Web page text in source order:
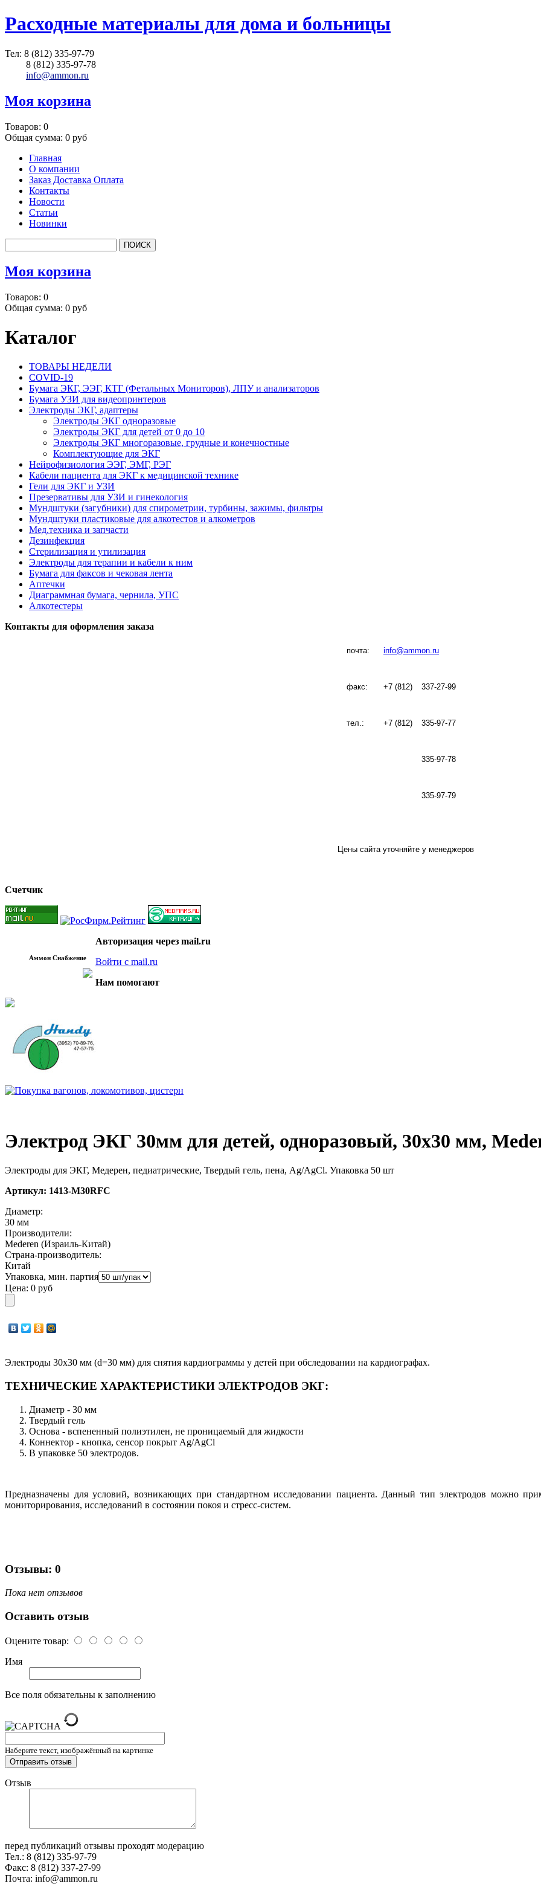
Расходные материалы для дома и больницы
Тел: 8 (812) 335-97-79
8 (812) 335-97-78
info@ammon.ru
Моя корзина
Товаров: 0
Общая сумма: 0 руб
Главная
О компании
Заказ Доставка Оплата
Контакты
Новости
Статьи
Новинки
Моя корзина
Товаров: 0
Общая сумма: 0 руб
Каталог
ТОВАРЫ НЕДЕЛИ
COVID-19
Бумага ЭКГ, ЭЭГ, КТГ (Фетальных Мониторов), ЛПУ и анализаторов
Бумага УЗИ для видеопринтеров
Электроды ЭКГ, адаптеры
Электроды ЭКГ одноразовые
Электроды ЭКГ для детей от 0 до 10
Электроды ЭКГ многоразовые, грудные и конечностные
Комплектующие для ЭКГ
Нейрофизиология ЭЭГ, ЭМГ, РЭГ
Кабели пациента для ЭКГ к медицинской технике
Гели для ЭКГ и УЗИ
Презервативы для УЗИ и гинекология
Мундштуки (загубники) для спирометрии, турбины, зажимы, фильтры
Мундштуки пластиковые для алкотестов и алкометров
Мед.техника и запчасти
Дезинфекция
Стерилизация и утилизация
Электроды для терапии и кабели к ним
Бумага для факсов и чековая лента
Аптечки
Диаграммная бумага, чернила, УПС
Алкотестеры
Контакты для оформления заказа
почта: info@ammon.ru
факс: +7 (812) 337-27-99
тел.: +7 (812) 335-97-77
335-97-78
335-97-79
Цены сайта уточняйте у менеджеров
Счетчик
Аммон Снабжение
Авторизация через mail.ru
Войти с mail.ru
Нам помогают
Электрод ЭКГ 30мм для детей, одноразовый, 30х30 мм,
Электроды для ЭКГ, Медерен, педиатрические, Твердый гель, пена, Ag/AgCl. Упаковка 50 шт
Артикул: 1413-M30RFC
Диаметр:
30 мм
Производители:
Mederen (Израиль-Китай)
Страна-производитель:
Китай
Упаковка, мин. партия
Цена: 0 руб
Электроды 30х30 мм (d=30 мм) для снятия кардиограммы у детей при обследовании на кардиографах.
ТЕХНИЧЕСКИЕ ХАРАКТЕРИСТИКИ ЭЛЕКТРОДОВ ЭКГ:
Диаметр - 30 мм
Твердый гель
Основа - вспененный полиэтилен, не проницаемый для жидкости
Коннектор - кнопка, сенсор покрыт Ag/AgCl
В упаковке 50 электродов.
Предназначены для условий, возникающих при стандартном исследовании пациента. Данный тип электродов можно
мониторирования, исследований в состоянии покоя и стресс-систем.
Отзывы: 0
Пока нет отзывов
Оставить отзыв
Оцените товар:
Имя
Все поля обязательны к заполнению
Наберите текст, изображённый на картинке
Отзыв
перед публикаций отзывы проходят модерацию
Тел.: 8 (812) 335-97-79
Факс: 8 (812) 337-27-99
Почта: info@ammon.ru